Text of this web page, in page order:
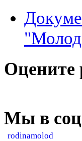
Оцените
Мы в
rodinamolod